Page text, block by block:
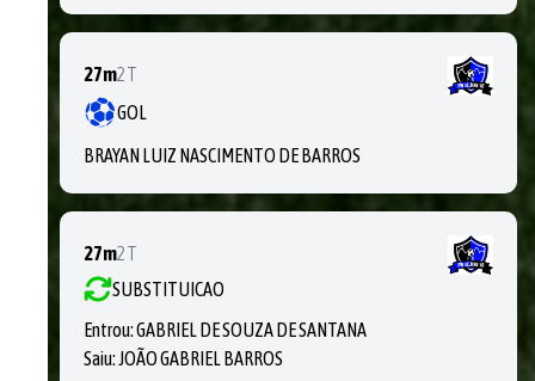
27m2T
GOL
BRAYAN LUIZ NASCIMENTO DE BARROS
27m2T
SUBSTITUICAO
Entrou:GABRIEL DE SOUZA DE SANTANA
Saiu:JOÃO GABRIEL BARROS